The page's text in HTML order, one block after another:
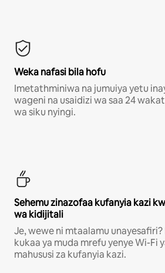
Weka nafasi bila hofu
Imetathminiwa na jumuiya yetu
wageni na usaidizi wa saa 24
wa siku nyingi.
Sehemu zinazofaa kufanyia kazi
wa kidijitali
Je, wewe ni mtaalamu unayesafiri?
kukaa ya muda mrefu yenye Wi-Fi
mahususi za kufanyia kazi.